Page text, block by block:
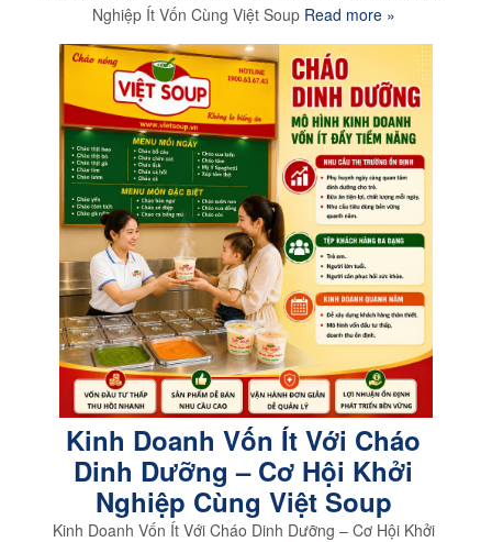
Nghiệp Ít Vốn Cùng Việt Soup Read more »
Kinh Doanh Vốn Ít Với Cháo
Dinh Dưỡng – Cơ Hội Khởi
Nghiệp Cùng Việt Soup
Kinh Doanh Vốn Ít Với Cháo Dinh Dưỡng – Cơ Hội Khởi